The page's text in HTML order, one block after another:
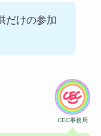
だけの参加
CEC事務局